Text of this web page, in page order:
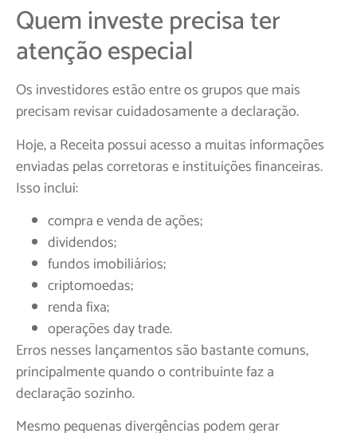
Quem investe precisa ter
atenção especial
Os investidores estão entre os grupos que mais
precisam revisar cuidadosamente a declaração.
Hoje, a Receita possui acesso a muitas informações
enviadas pelas corretoras e instituições financeiras.
Isso inclui:
compra e venda de ações;
dividendos;
fundos imobiliários;
criptomoedas;
renda fixa;
operações day trade.
Erros nesses lançamentos são bastante comuns,
principalmente quando o contribuinte faz a
declaração sozinho.
Mesmo pequenas divergências podem gerar